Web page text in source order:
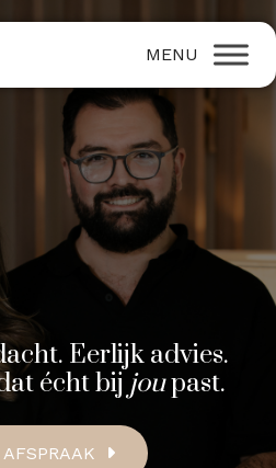
Eerlijk advies.
écht bij joupast.